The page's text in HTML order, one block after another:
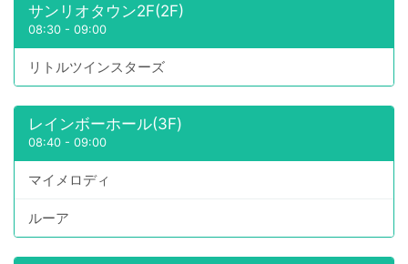
サンリオタウン2F(2F)
08:30 - 09:00
リトルツインスターズ
レインボーホール(3F)
08:40 - 09:00
マイメロディ
ルーア